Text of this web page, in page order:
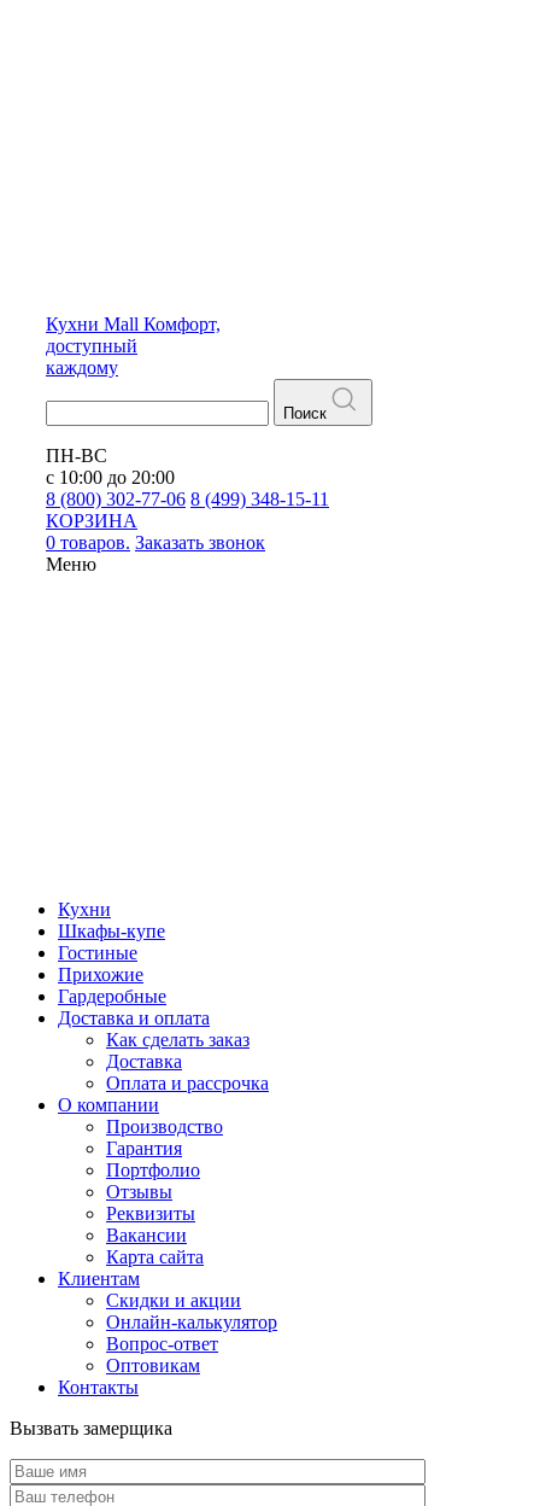
Кухни Mall Комфорт,
доступный
каждому
Поиск
ПН-ВС
с 10:00 до 20:00
8 (800) 302-77-06 8 (499) 348-15-11
КОРЗИНА
0 товаров. Заказать звонок
Меню
Кухни
Шкафы-купе
Гостиные
Прихожие
Гардеробные
Доставка и оплата
Как сделать заказ
Доставка
Оплата и рассрочка
О компании
Производство
Гарантия
Портфолио
Отзывы
Реквизиты
Вакансии
Карта сайта
Клиентам
Скидки и акции
Онлайн-калькулятор
Вопрос-ответ
Оптовикам
Контакты
Вызвать замерщика